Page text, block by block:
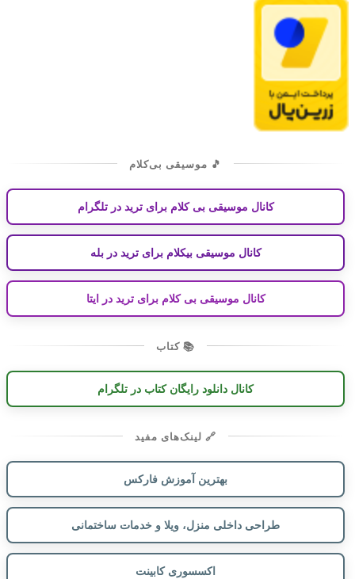
🎵 موسیقی بی‌کلام
کانال موسیقی بی کلام برای ترید در تلگرام
کانال موسیقی بیکلام برای ترید در بله
کانال موسیقی بی کلام برای ترید در ایتا
📚 کتاب
کانال دانلود رایگان کتاب در تلگرام
🔗 لینک‌های مفید
بهترین آموزش فارکس
طراحی داخلی منزل، ویلا و خدمات ساختمانی
اکسسوری کابینت